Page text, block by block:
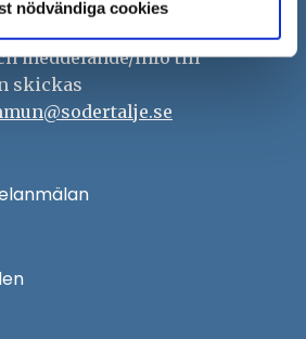
nödvändiga cookies
meddelande/info till
skickas